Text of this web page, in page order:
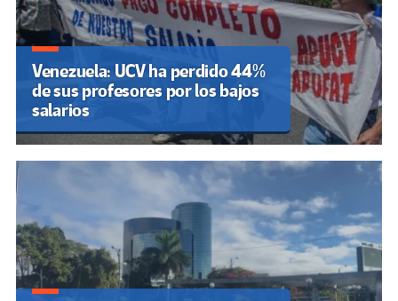
Venezuela: UCV ha perdido 44%
de sus profesores por los bajos
salarios